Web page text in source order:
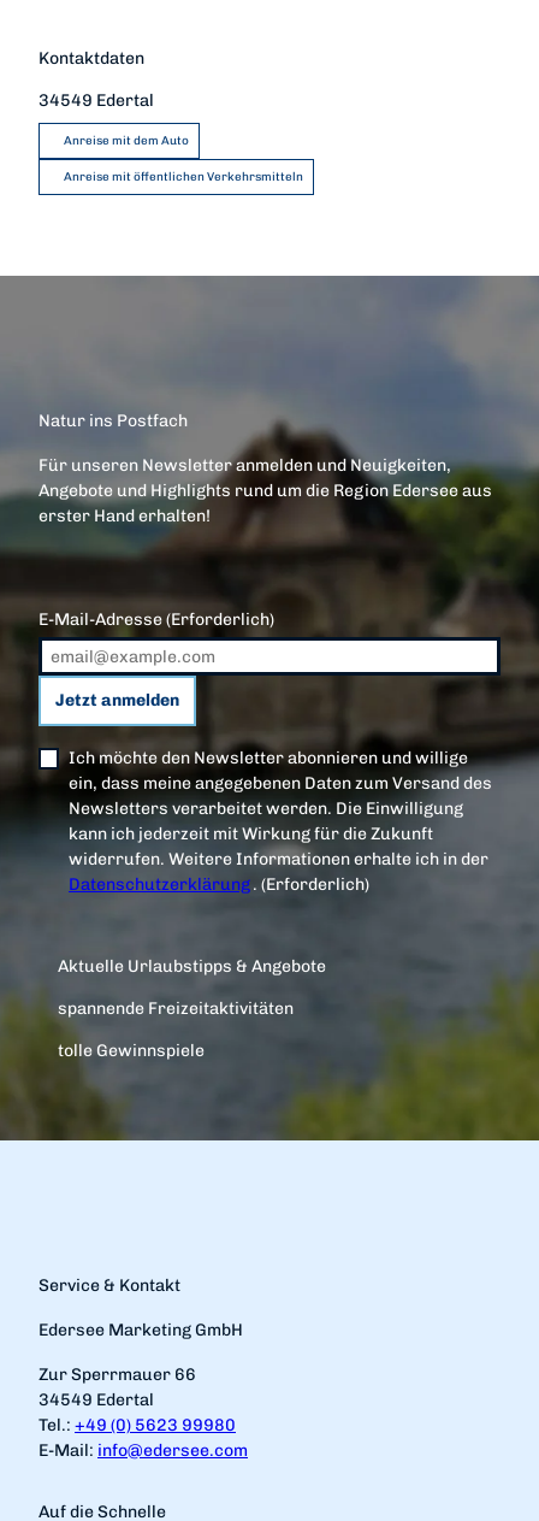
Kontaktdaten
34549 Edertal
Anreise mit dem Auto
Anreise mit öffentlichen Verkehrsmitteln
Natur ins Postfach
Für unseren Newsletter anmelden und Neuigkeiten,
Angebote und Highlights rund um die Region Edersee aus
erster Hand erhalten!
E-Mail-Adresse(Erforderlich)
Jetzt anmelden
Ich möchte den Newsletter abonnieren und willige
ein, dass meine angegebenen Daten zum Versand des
Newsletters verarbeitet werden. Die Einwilligung
kann ich jederzeit mit Wirkung für die Zukunft
widerrufen. Weitere Informationen erhalte ich in der
Datenschutzerklärung.(Erforderlich)
Aktuelle Urlaubstipps & Angebote
spannende Freizeitaktivitäten
tolle Gewinnspiele
Service & Kontakt
Edersee Marketing GmbH
Zur Sperrmauer 66
34549 Edertal
Tel.: +49 (0) 5623 99980
E-Mail: info@edersee.com
Auf die Schnelle